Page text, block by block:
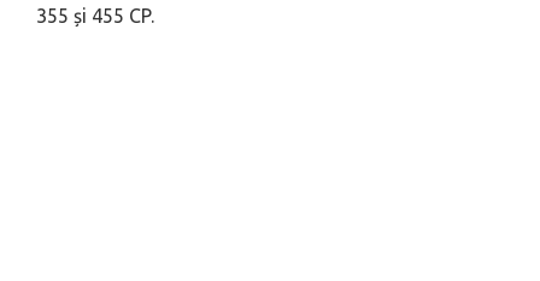
355 și 455 CP.